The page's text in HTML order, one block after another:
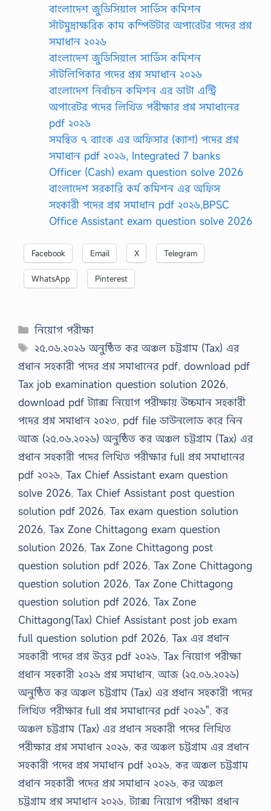
বাংলাদেশ জুডিসিয়াল সার্ভিস কমিশন
সাঁটমুদ্রাক্ষরিক কাম কম্পিউটার অপারেটর পদের প্রশ্ন
সমাধান ২০২৬
বাংলাদেশ জুডিসিয়াল সার্ভিস কমিশন
সাঁটলিপিকার পদের প্রশ্ন সমাধান ২০২৬
বাংলাদেশ নির্বাচন কমিশন এর ডাটা এন্ট্রি
অপারেটর পদের লিখিত পরীক্ষার প্রশ্ন সমাধানের
pdf ২০২৬
সমন্বিত ৭ ব্যাংক এর অফিসার (ক্যাশ) পদের প্রশ্ন
সমাধান pdf ২০২৬, Integrated 7 banks
Officer (Cash) exam question solve 2026
বাংলাদেশ সরকারি কর্ম কমিশন এর অফিস
সহকারী পদের প্রশ্ন সমাধান pdf ২০২৬,BPSC
Office Assistant exam question solve 2026
Facebook Email X Telegram
WhatsApp Pinterest
Categories
নিয়োগ পরীক্ষা
Tags
২৫.০৬.২০২৬ অনুষ্ঠিত কর অঞ্চল চট্টগ্রাম (Tax) এর
প্রধান সহকারী পদের প্রশ্ন সমাধানের pdf, download pdf
Tax job examination question solution 2026,
download pdf ট্যাক্স নিয়োগ পরীক্ষায় উচ্চমান সহকারী
পদের প্রশ্ন সমাধান ২০২৩, pdf file ডাউনলোড করে নিন
আজ (২৫.০৬.২০২৬) অনুষ্ঠিত কর অঞ্চল চট্টগ্রাম (Tax) এর
প্রধান সহকারী পদের লিখিত পরীক্ষার full প্রশ্ন সমাধানের
pdf ২০২৬, Tax Chief Assistant exam question
solve 2026, Tax Chief Assistant post question
solution pdf 2026, Tax exam question solution
2026, Tax Zone Chittagong exam question
solution 2026, Tax Zone Chittagong post
question solution pdf 2026, Tax Zone Chittagong
question solution 2026, Tax Zone Chittagong
question solution pdf 2026, Tax Zone
Chittagong(Tax) Chief Assistant post job exam
full question solution pdf 2026, Tax এর প্রধান
সহকারী পদের প্রশ্ন উত্তর pdf ২০২৬, Tax নিয়োগ পরীক্ষা
প্রধান সহকারী ২০২৬ প্রশ্ন সমাধান,আজ (২৫.০৬.২০২৬)
অনুষ্ঠিত কর অঞ্চল চট্টগ্রাম (Tax) এর প্রধান সহকারী পদের
লিখিত পরীক্ষার full প্রশ্ন সমাধানের pdf ২০২৬",কর
অঞ্চল চট্টগ্রাম (Tax) এর প্রধান সহকারী পদের লিখিত
পরীক্ষার প্রশ্ন সমাধান ২০২৬,কর অঞ্চল চট্টগ্রাম এর প্রধান
সহকারী পদের প্রশ্ন সমাধান pdf ২০২৬,কর অঞ্চল চট্টগ্রাম
প্রধান সহকারী পদের প্রশ্ন সমাধান ২০২৬,কর অঞ্চল
চট্টগ্রাম প্রশ্ন সমাধান ২০২৬,ট্যাক্স নিয়োগ পরীক্ষা প্রধান